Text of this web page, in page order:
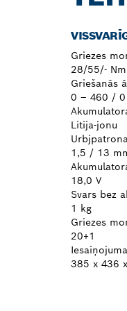
Griezes
28/55/- Nm
Griešanās
0 – 460 /
Litija-jonu
1,5 / 13
18,0 V
Svars bez
1 kg
Griezes
20+1
385 x 436